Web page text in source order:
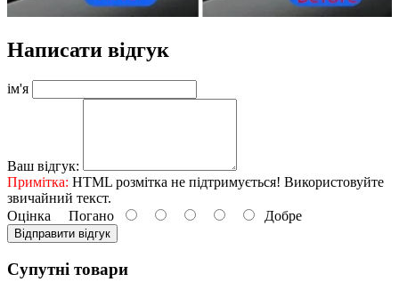
Написати відгук
ім'я
Ваш відгук:
Примітка: HTML розмітка не підтримується! Використовуйте
звичайний текст.
Оцінка Погано Добре
Відправити відгук
Супутні товари